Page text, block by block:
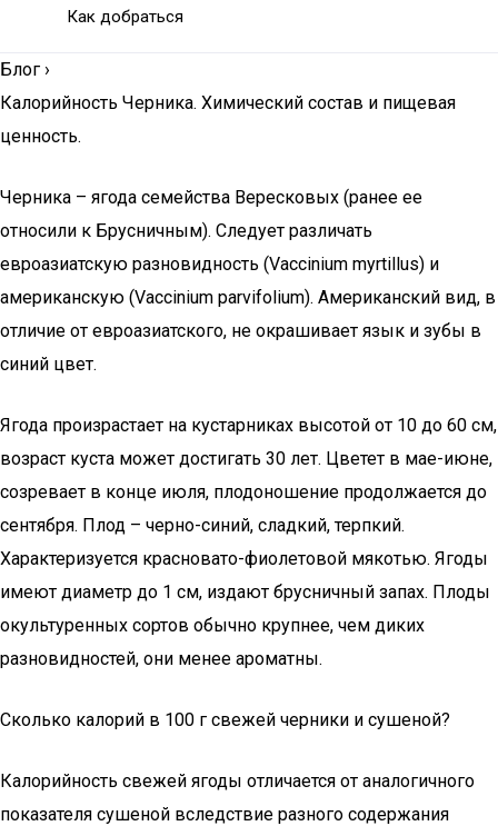
Как добраться
Блог ›
Калорийность Черника. Химический состав и пищевая
ценность.
Черника – ягода семейства Вересковых (ранее ее
относили к Брусничным). Следует различать
евроазиатскую разновидность (Vaccinium myrtillus) и
американскую (Vaccinium parvifolium). Американский вид, в
отличие от евроазиатского, не окрашивает язык и зубы в
синий цвет.
Ягода произрастает на кустарниках высотой от 10 до 60 см,
возраст куста может достигать 30 лет. Цветет в мае-июне,
созревает в конце июля, плодоношение продолжается до
сентября. Плод – черно-синий, сладкий, терпкий.
Характеризуется красновато-фиолетовой мякотью. Ягоды
имеют диаметр до 1 см, издают брусничный запах. Плоды
окультуренных сортов обычно крупнее, чем диких
разновидностей, они менее ароматны.
Сколько калорий в 100 г свежей черники и сушеной?
Калорийность свежей ягоды отличается от аналогичного
показателя сушеной вследствие разного содержания